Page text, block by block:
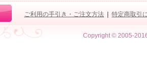
ご利用の手引き・ご注文方法 特定商取引
Copyright © 2005-